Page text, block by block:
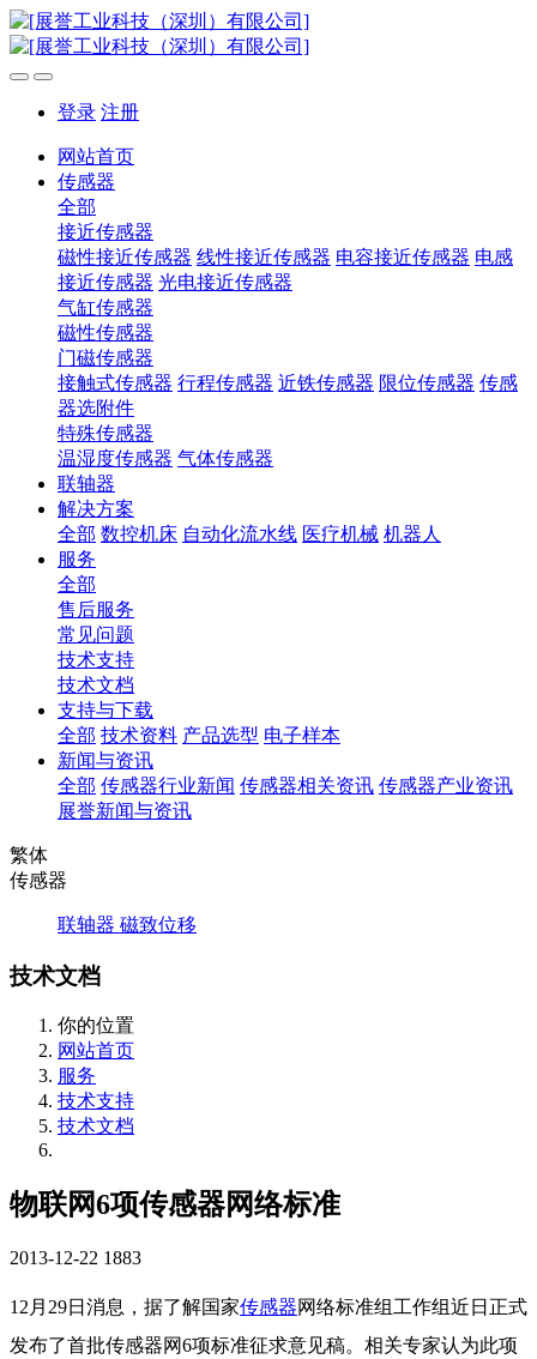
登录 注册
网站首页
传感器
全部
接近传感器
磁性接近传感器 线性接近传感器 电容接近传感器 电感
接近传感器 光电接近传感器
气缸传感器
磁性传感器
门磁传感器
接触式传感器 行程传感器 近铁传感器 限位传感器 传感
器选附件
特殊传感器
温湿度传感器 气体传感器
联轴器
解决方案
全部 数控机床 自动化流水线 医疗机械 机器人
服务
全部
售后服务
常见问题
技术支持
技术文档
支持与下载
全部 技术资料 产品选型 电子样本
新闻与资讯
全部 传感器行业新闻 传感器相关资讯 传感器产业资讯
展誉新闻与资讯
繁体
传感器
联轴器 磁致位移
技术文档
你的位置
网站首页
服务
技术支持
技术文档
物联网6项传感器网络标准
2013-12-22 1883
12月29日消息，据了解国家传感器网络标准组工作组近日正式
发布了首批传感器网6项标准征求意见稿。相关专家认为此项